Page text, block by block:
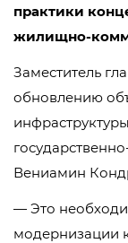
практики
жилищно-
Заместитель
обновлению
Вениамин
— Это
модернизации